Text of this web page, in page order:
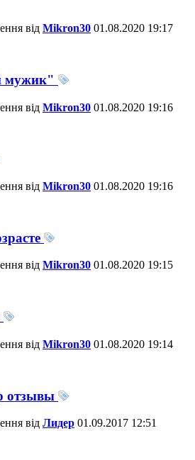
від Mikron30 01.08.2020 19:17
мужик"
від Mikron30 01.08.2020 19:16
від Mikron30 01.08.2020 19:16
від Mikron30 01.08.2020 19:15
від Mikron30 01.08.2020 19:14
отзывы
від Лидер 01.09.2017 12:51